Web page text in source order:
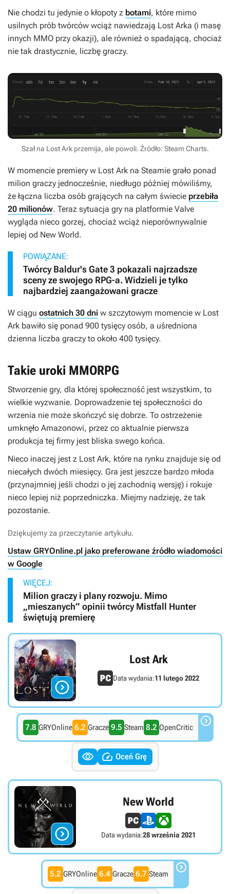
Nie chodzi tu jedynie o kłopoty z botami, które mimo
usilnych prób twórców wciąż nawiedzają Lost Arka (i masę
innych MMO przy okazji), ale również o spadającą, chociaż
nie tak drastycznie, liczbę graczy.
Szał na Lost Ark przemija, ale powoli. Źródło: Steam Charts.
W momencie premiery w Lost Ark na Steamie grało ponad
milion graczy jednocześnie, niedługo później mówiliśmy,
że łączna liczba osób grających na całym świecie przebiła
20 milionów. Teraz sytuacja gry na platformie Valve
wygląda nieco gorzej, chociaż wciąż nieporównywalnie
lepiej od New World.
POWIĄZANE:
Twórcy Baldur's Gate 3 pokazali najrzadsze
sceny ze swojego RPG-a. Widzieli je tylko
najbardziej zaangażowani gracze
W ciągu ostatnich 30 dni w szczytowym momencie w Lost
Ark bawiło się ponad 900 tysięcy osób, a uśredniona
dzienna liczba graczy to około 400 tysięcy.
Takie uroki MMORPG
Stworzenie gry, dla której społeczność jest wszystkim, to
wielkie wyzwanie. Doprowadzenie tej społeczności do
wrzenia nie może skończyć się dobrze. To ostrzeżenie
umknęło Amazonowi, przez co aktualnie pierwsza
produkcja tej firmy jest bliska swego końca.
Nieco inaczej jest z Lost Ark, które na rynku znajduje się od
niecałych dwóch miesięcy. Gra jest jeszcze bardzo młoda
(przynajmniej jeśli chodzi o jej zachodnią wersję) i rokuje
nieco lepiej niż poprzedniczka. Miejmy nadzieję, że tak
pozostanie.
Dziękujemy za przeczytanie artykułu.
Ustaw GRYOnline.pl jako preferowane źródło wiadomości
w Google
WIĘCEJ:
Milion graczy i plany rozwoju. Mimo
„mieszanych” opinii twórcy Mistfall Hunter
świętują premierę

Lost Ark
Data wydania:11 lutego 2022
7.8 GRYOnline 6.2 Gracze 9.5 Steam 8.2 OpenCritic 
  Oceń Grę

New World
Data wydania:28 września 2021
5.2 GRYOnline 6.4 Gracze 6.7 Steam 